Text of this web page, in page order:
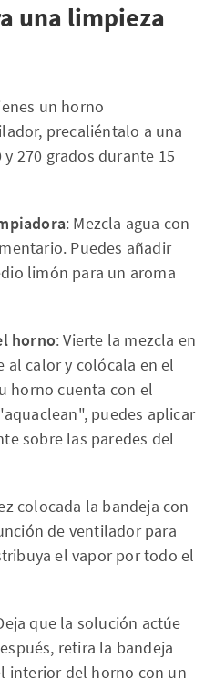
una limpieza
un horno
precaliéntalo a una
270 grados durante 15
: Mezcla agua con
Puedes añadir
limón para un aroma
horno: Vierte la mezcla en
al calor y colócala en el
horno cuenta con el
puedes aplicar
sobre las paredes del
colocada la bandeja con
de ventilador para
el vapor por todo el
que la solución actúe
retira la bandeja
interior del horno con un